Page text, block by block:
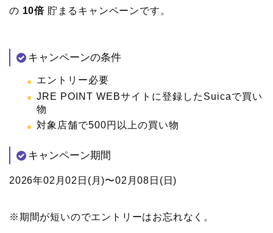
の 10倍 貯まるキャンペーンです。
キャンペーンの条件
エントリー必要
JRE POINT WEBサイトに登録したSuicaで買い
物
対象店舗で500円以上の買い物
キャンペーン期間
2026年02月02日(月)〜02月08日(日)
※期間が短いのでエントリーはお忘れなく。